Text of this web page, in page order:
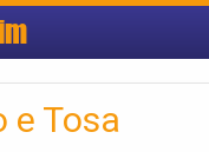
e Tosa